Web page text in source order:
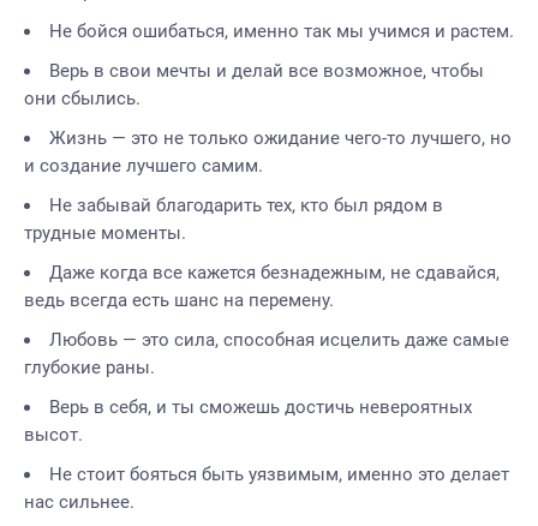
Не бойся ошибаться, именно так мы учимся и растем.
Верь в свои мечты и делай все возможное, чтобы
они сбылись.
Жизнь — это не только ожидание чего-то лучшего, но
и создание лучшего самим.
Не забывай благодарить тех, кто был рядом в
трудные моменты.
Даже когда все кажется безнадежным, не сдавайся,
ведь всегда есть шанс на перемену.
Любовь — это сила, способная исцелить даже самые
глубокие раны.
Верь в себя, и ты сможешь достичь невероятных
высот.
Не стоит бояться быть уязвимым, именно это делает
нас сильнее.